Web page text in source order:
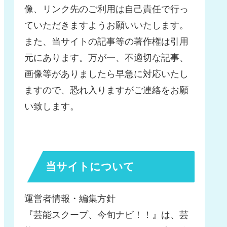
像、リンク先のご利用は自己責任で行っ
ていただきますようお願いいたします。
また、当サイトの記事等の著作権は引用
元にあります。万が一、不適切な記事、
画像等がありましたら早急に対応いたし
ますので、恐れ入りますがご連絡をお願
い致します。
当サイトについて
運営者情報・編集方針
『芸能スクープ、今旬ナビ！！』は、芸